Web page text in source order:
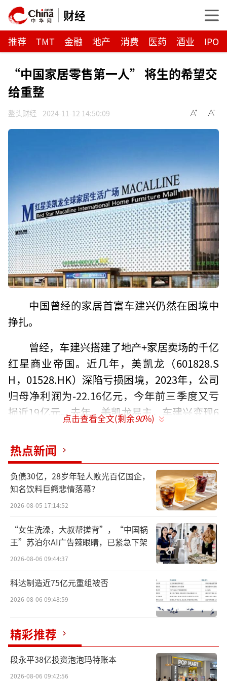
财经
推荐 TMT 金融 地产 消费 医药 酒业 IPO
“中国家居零售第一人” 将生的希望交
给重整
鳌头财经 2024-11-12 14:50:09
中国曾经的家居首富车建兴仍然在困境中
挣扎。
曾经，车建兴搭建了地产+家居卖场的千亿
红星商业帝国。近几年，美凯龙（601828.S
H，01528.HK）深陷亏损困境，2023年，公司
归母净利润为-22.16亿元，今年前三季度又亏
损近19亿元。去年，美凯龙易主，车建兴变现6
2.86亿元，退居第二大股东。
车建兴的困局在于，车建兴、车建芳兄妹
全资持股的红星美凯龙控股集团有限公司（简
称“红星控股”）财务危机爆发，已经严重资
不抵债。
红星控股正在进行司法重整。曾经的中国
家居零售第一人，车建兴能顺利上岸吗？
在中国家居界，车建兴创造了传奇。
车建兴1966年出生于江苏常州，16岁开始
做木工，他的木工生涯小有成就，但他不满足
只做木工，逐渐开始做家具、接订单，在常州
设立“红星家具城”，施行前店后厂模式。
点击查看全文(剩余90%)
热点新闻
负债30亿，28岁年轻人败光百亿国企，
知名饮料巨鳄悲情落幕？
2026-08-05 17:14:52
“女生洗澡，大叔帮搓背”，“中国锅
王”苏泊尔AI广告辣眼睛，已紧急下架
2026-08-06 09:44:37
科达制造近75亿元重组被否
2026-08-06 09:48:59
精彩推荐
段永平38亿投资泡泡玛特账本
2026-08-06 09:42:56